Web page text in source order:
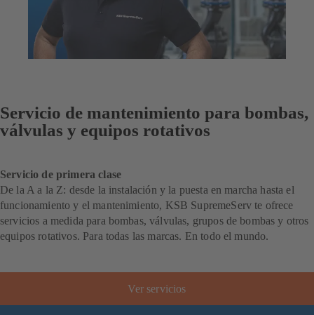
Servicio de mantenimiento para bombas,
válvulas y equipos rotativos
Servicio de primera clase
De la A a la Z: desde la instalación y la puesta en marcha hasta el
funcionamiento y el mantenimiento, KSB SupremeServ te ofrece
servicios a medida para bombas, válvulas, grupos de bombas y otros
equipos rotativos. Para todas las marcas. En todo el mundo.
Ver servicios